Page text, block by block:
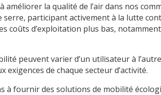
la qualité de l’air dans nos
serre, participant activement à la lutte
coûts d’exploitation plus bas,
peuvent varier d’un utilisateur à
de chaque secteur d’activité.
à fournir des solutions de mobilité